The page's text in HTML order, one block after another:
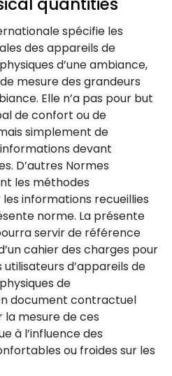
spécifie les
des appareils de
d’une ambiance,
mesure des grandeurs
Elle n’a pas pour but
de confort ou de
simplement de
devant
D’autres Normes
les méthodes
informations recueillies
norme. La présente
servir de référence
cahier des charges pour
d’appareils de
de
document contractuel
mesure de ces
à l’influence des
ou froides sur les